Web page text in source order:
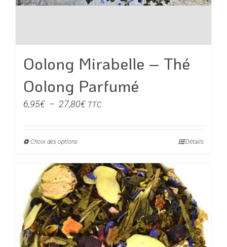
Oolong Mirabelle – Thé
Oolong Parfumé
6,95€ – 27,80€Plage
prix :
27,80€
TTC
Choix des optionsCe
a
plusieurs
variations.
Les
options
peuvent
Détails